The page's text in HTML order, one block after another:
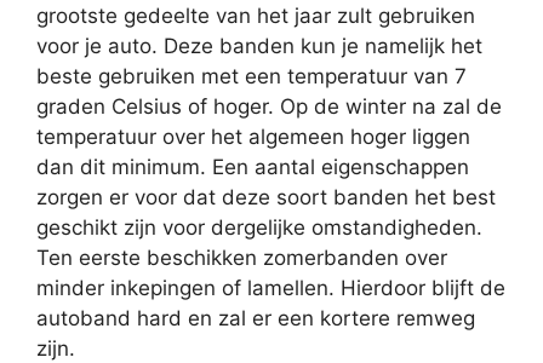
grootste gedeelte van het jaar zult gebruiken
voor je auto. Deze banden kun je namelijk het
beste gebruiken met een temperatuur van 7
graden Celsius of hoger. Op de winter na zal de
temperatuur over het algemeen hoger liggen
dan dit minimum. Een aantal eigenschappen
zorgen er voor dat deze soort banden het best
geschikt zijn voor dergelijke omstandigheden.
Ten eerste beschikken zomerbanden over
minder inkepingen of lamellen. Hierdoor blijft de
autoband hard en zal er een kortere remweg
zijn.